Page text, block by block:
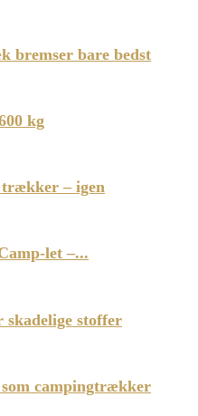
bremser bare bedst
kg
– igen
let –...
stoffer
campingtrækker